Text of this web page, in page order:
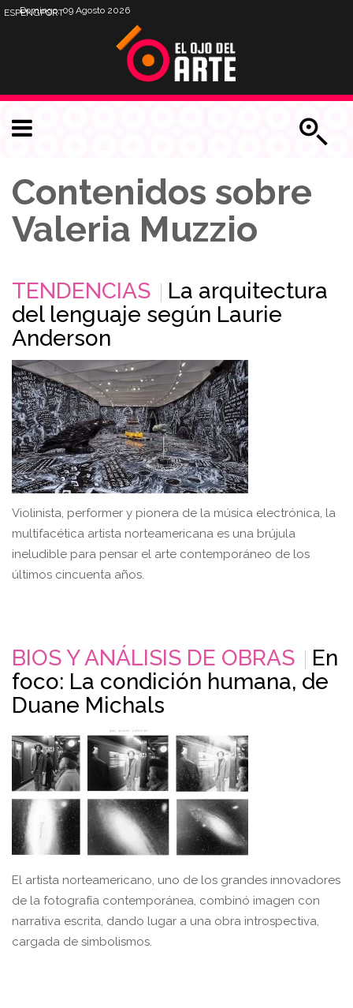
Domingo, 09 Agosto 2026
ESPENGPORT
Contenidos sobre
Valeria Muzzio
TENDENCIAS
La arquitectura
del lenguaje según Laurie
Anderson
Violinista, performer y pionera de la música electrónica, la
multifacética artista norteamericana es una brújula
ineludible para pensar el arte contemporáneo de los
últimos cincuenta años.
BIOS Y ANÁLISIS DE OBRAS
En
foco: La condición humana, de
Duane Michals
El artista norteamericano, uno de los grandes innovadores
de la fotografía contemporánea, combinó imagen con
narrativa escrita, dando lugar a una obra introspectiva,
cargada de simbolismos.